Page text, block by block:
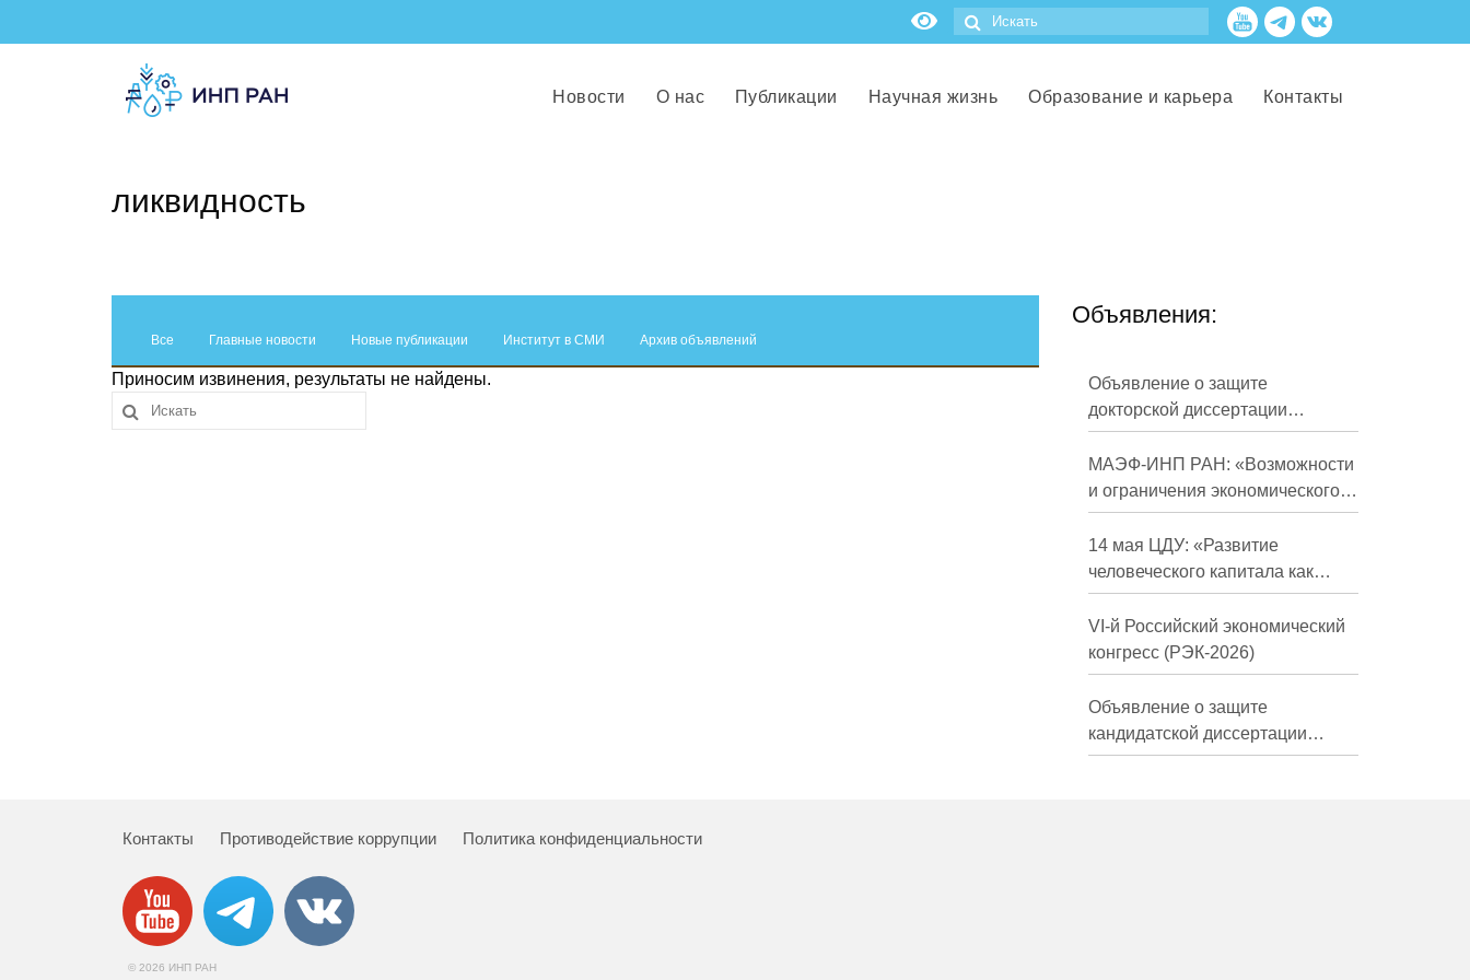
Новости О нас Публикации Научная жизнь Образование и карьера Контакты
ликвидность
Все Главные новости Новые публикации Институт в СМИ Архив объявлений
Приносим извинения, результаты не найдены.
Объявления:
Объявление о защите
докторской диссертации
Кузнецова Михаила
Евгеньевича
МАЭФ-ИНП РАН: «Возможности
и ограничения экономического
развития России в средне- и
долгосрочной перспективе»
14 мая ЦДУ: «Развитие
человеческого капитала как
фактор экономического роста»
VI-й Российский экономический
конгресс (РЭК-2026)
Объявление о защите
кандидатской диссертации
Трындиной Николь Сергеевны
Контакты Противодействие коррупции Политика конфиденциальности
© 2026 ИНП РАН